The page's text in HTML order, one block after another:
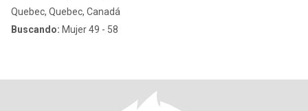
Quebec, Quebec, Canadá
Buscando: Mujer 49 - 58